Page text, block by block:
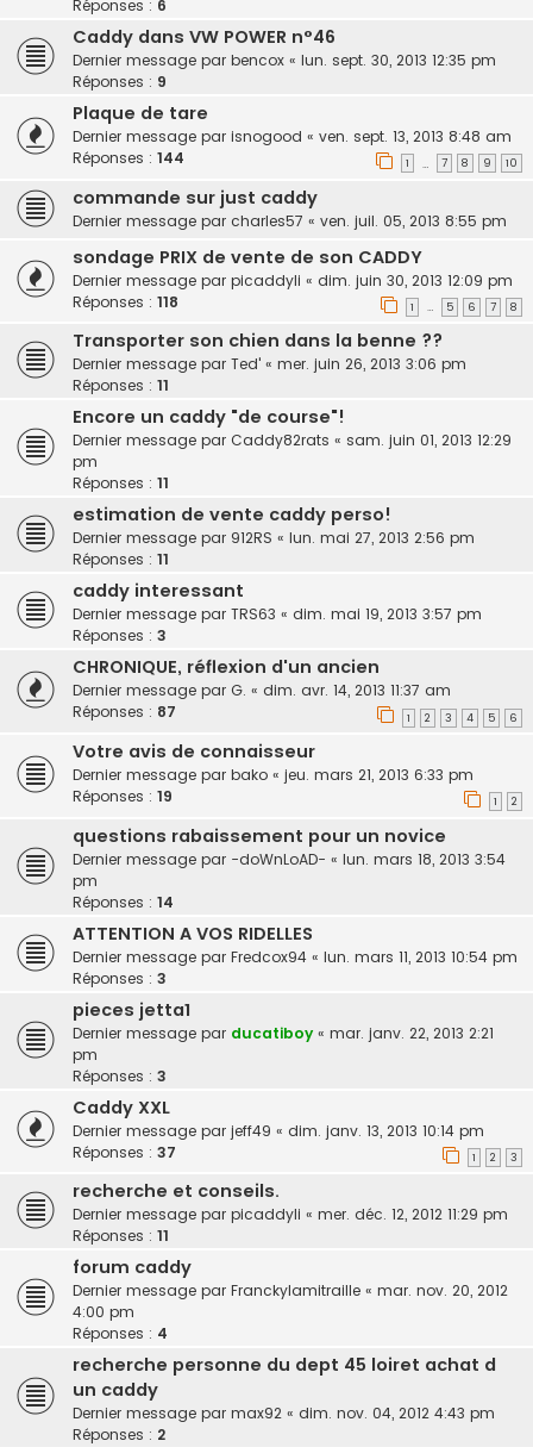
Réponses : 6
Caddy dans VW POWER n°46
Dernier message par bencox « lun. sept. 30, 2013 12:35 pm
Réponses : 9
Plaque de tare
Dernier message par isnogood « ven. sept. 13, 2013 8:48 am
Réponses : 144 1 … 7 8 9 10
commande sur just caddy
Dernier message par charles57 « ven. juil. 05, 2013 8:55 pm
sondage PRIX de vente de son CADDY
Dernier message par picaddyli « dim. juin 30, 2013 12:09 pm
Réponses : 118 1 … 5 6 7 8
Transporter son chien dans la benne ??
Dernier message par Ted' « mer. juin 26, 2013 3:06 pm
Réponses : 11
Encore un caddy "de course"!
Dernier message par Caddy82rats « sam. juin 01, 2013 12:29
pm
Réponses : 11
estimation de vente caddy perso!
Dernier message par 912RS « lun. mai 27, 2013 2:56 pm
Réponses : 11
caddy interessant
Dernier message par TRS63 « dim. mai 19, 2013 3:57 pm
Réponses : 3
CHRONIQUE, réflexion d'un ancien
Dernier message par G. « dim. avr. 14, 2013 11:37 am
Réponses : 87 1 2 3 4 5 6
Votre avis de connaisseur
Dernier message par bako « jeu. mars 21, 2013 6:33 pm
Réponses : 19 1 2
questions rabaissement pour un novice
Dernier message par -doWnLoAD- « lun. mars 18, 2013 3:54
pm
Réponses : 14
ATTENTION A VOS RIDELLES
Dernier message par Fredcox94 « lun. mars 11, 2013 10:54 pm
Réponses : 3
pieces jetta1
Dernier message par ducatiboy « mar. janv. 22, 2013 2:21
pm
Réponses : 3
Caddy XXL
Dernier message par jeff49 « dim. janv. 13, 2013 10:14 pm
Réponses : 37 1 2 3
recherche et conseils.
Dernier message par picaddyli « mer. déc. 12, 2012 11:29 pm
Réponses : 11
forum caddy
Dernier message par Franckylamitraille « mar. nov. 20, 2012
4:00 pm
Réponses : 4
recherche personne du dept 45 loiret achat d
un caddy
Dernier message par max92 « dim. nov. 04, 2012 4:43 pm
Réponses : 2